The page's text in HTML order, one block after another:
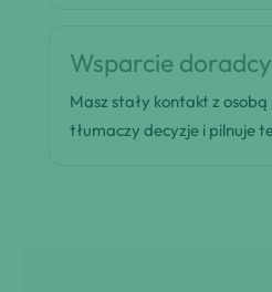
Wsparcie doradcy
Masz stały kontakt z
tłumaczy decyzje i pilnuje